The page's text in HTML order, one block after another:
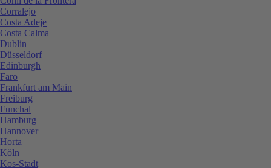
Corralejo
Costa Adeje
Costa Calma
Dublin
Düsseldorf
Edinburgh
Faro
Frankfurt am Main
Freiburg
Funchal
Hamburg
Hannover
Horta
Köln
Kos-Stadt